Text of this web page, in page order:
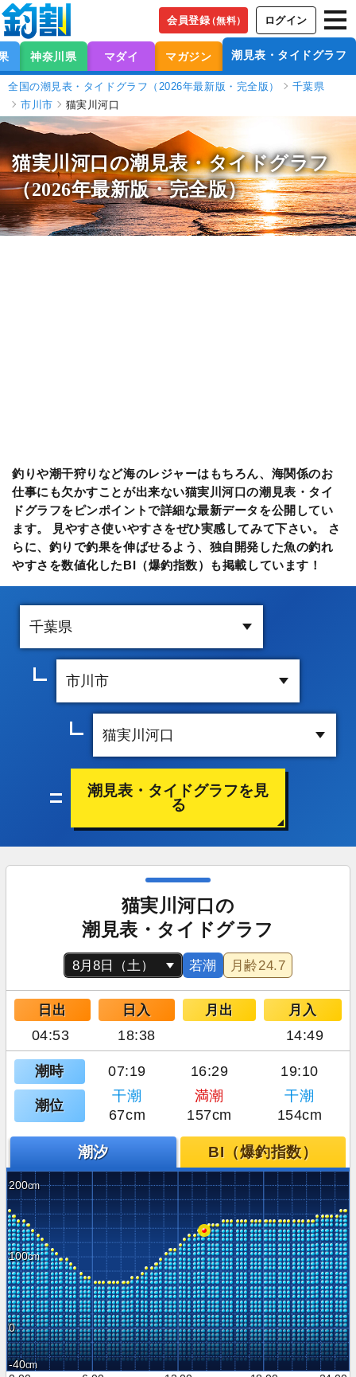
会員登録（無料） ログイン
神奈川県 マダイ マガジン 潮見表・タイドグラフ
全国の潮見表・タイドグラフ（2026年最新版・完全版）
千葉県
市川市
猫実川河口
猫実川河口の潮見表・タイドグラフ
（2026年最新版・完全版）
釣りや潮干狩りなど海のレジャーはもちろん、海関係のお
仕事にも欠かすことが出来ない猫実川河口の潮見表・タイ
ドグラフをピンポイントで詳細な最新データを公開してい
ます。 見やすさ使いやすさをぜひ実感してみて下さい。 さ
らに、釣りで釣果を伸ばせるよう、独自開発した魚の釣れ
やすさを数値化したBI（爆釣指数）も掲載しています！
潮見表・タイドグラフを見
る
猫実川河口の
潮見表・タイドグラフ
若潮 月齢24.7
日出 日入 月出 月入
04:53 18:38 14:49
潮時 07:19 16:29 19:10
潮位
干潮 満潮
干潮
67cm
157cm 154cm
潮汐 BI（爆釣指数）
200
100
0
-40